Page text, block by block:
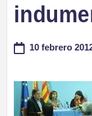
10 febrero